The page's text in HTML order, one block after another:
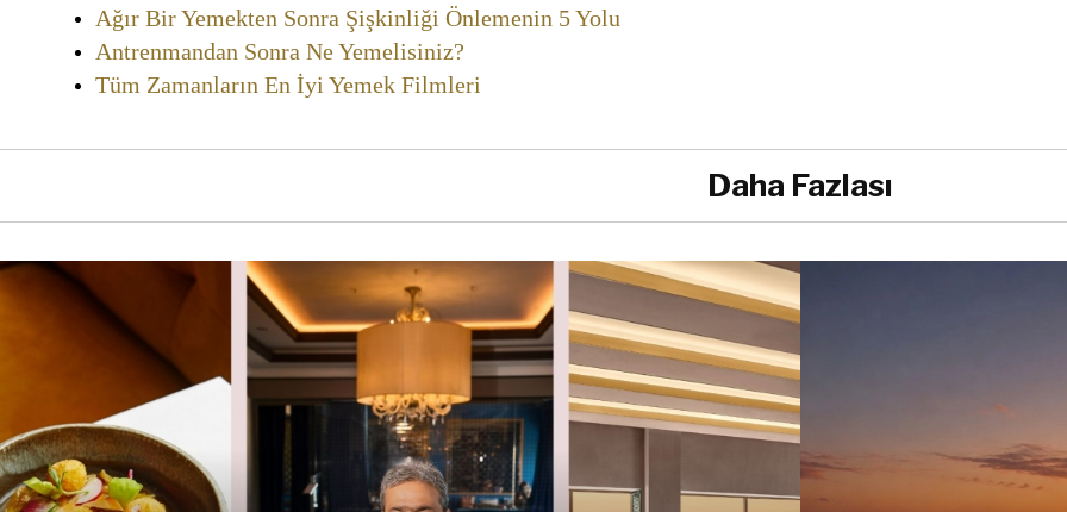
Ağır Bir Yemekten Sonra Şişkinliği Önlemenin 5 Yolu
Antrenmandan Sonra Ne Yemelisiniz?
Tüm Zamanların En İyi Yemek Filmleri
Daha Fazlası